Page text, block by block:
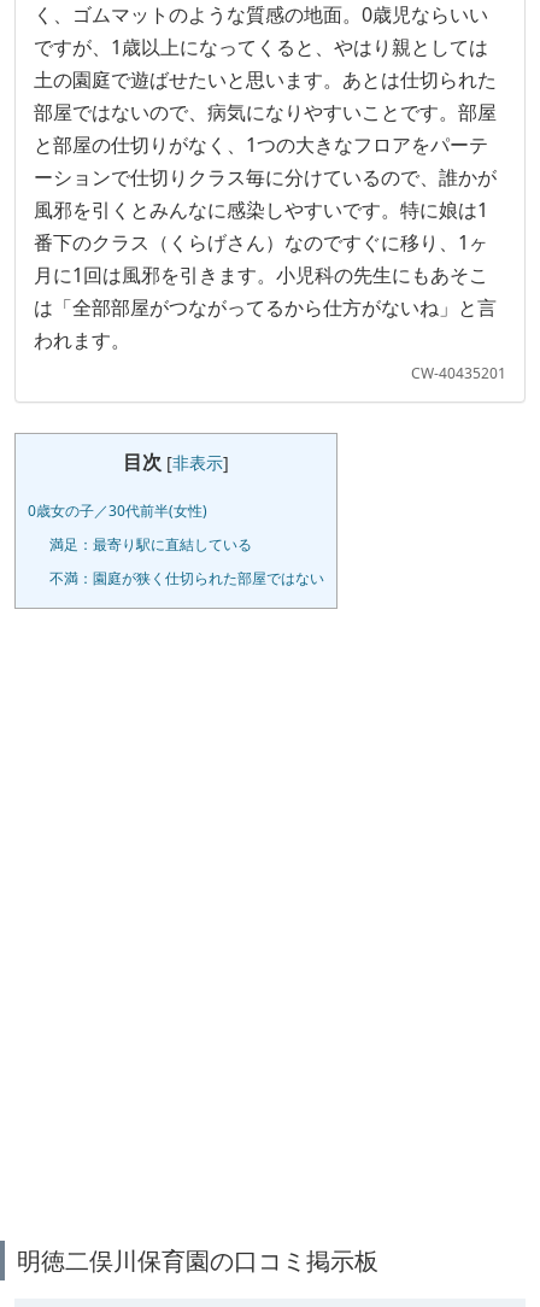
く、ゴムマットのような質感の地面。0歳児ならいい
ですが、1歳以上になってくると、やはり親としては
土の園庭で遊ばせたいと思います。あとは仕切られた
部屋ではないので、病気になりやすいことです。部屋
と部屋の仕切りがなく、1つの大きなフロアをパーテ
ーションで仕切りクラス毎に分けているので、誰かが
風邪を引くとみんなに感染しやすいです。特に娘は1
番下のクラス（くらげさん）なのですぐに移り、1ヶ
月に1回は風邪を引きます。小児科の先生にもあそこ
は「全部部屋がつながってるから仕方がないね」と言
われます。
CW-40435201
目次 [非表示]
0歳女の子／30代前半(女性)
満足：最寄り駅に直結している
不満：園庭が狭く仕切られた部屋ではない
明徳二俣川保育園の口コミ掲示板